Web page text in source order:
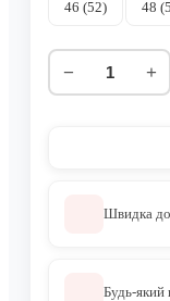
46 (52) 48
− +
Швидка
Будь-який